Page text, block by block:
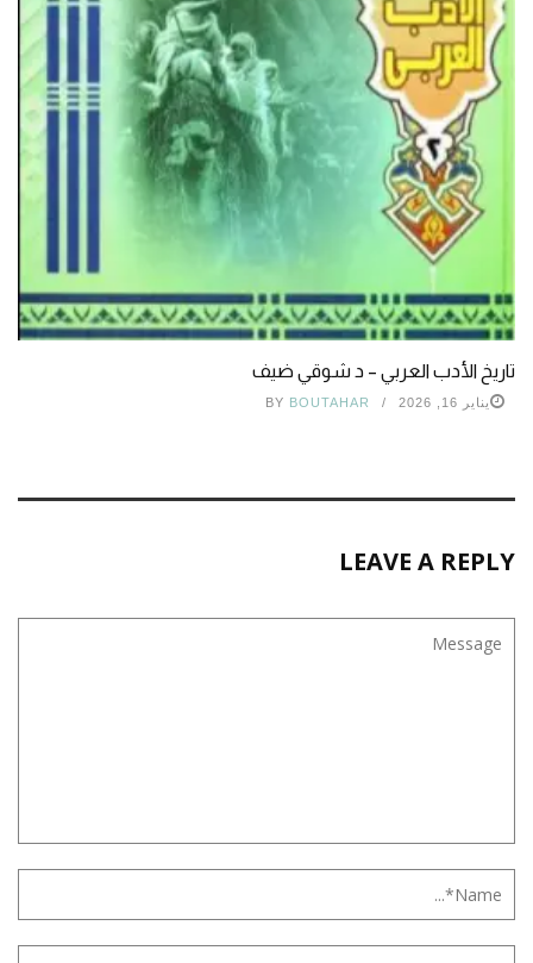
تاريخ الأدب العربي – د شوقي ضيف
يناير 16, 2026 BY BOUTAHAR
LEAVE A REPLY